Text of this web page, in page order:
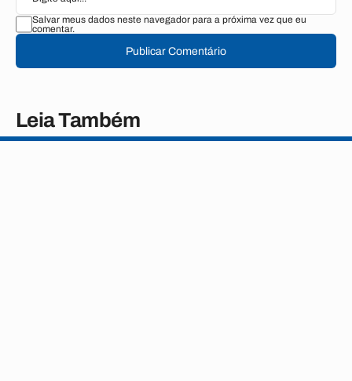
Salvar meus dados neste navegador para a próxima vez que eu
comentar.
Publicar Comentário
Leia Também